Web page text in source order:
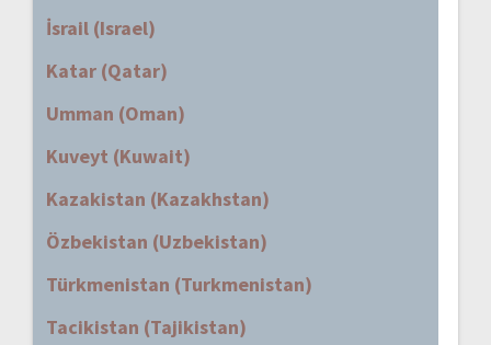
İsrail (Israel)
Katar (Qatar)
Umman (Oman)
Kuveyt (Kuwait)
Kazakistan (Kazakhstan)
Özbekistan (Uzbekistan)
Türkmenistan (Turkmenistan)
Tacikistan (Tajikistan)